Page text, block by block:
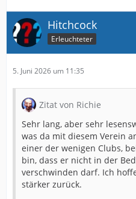
Hitchcock
Erleuchteter
5. Juni 2026 um 11:35
Zitat von Richie
Sehr lang, aber sehr
was da mit diesem Verein
einer der wenigen Clubs,
bin, dass er nicht in der
verschwinden darf. Ich
stärker zurück.